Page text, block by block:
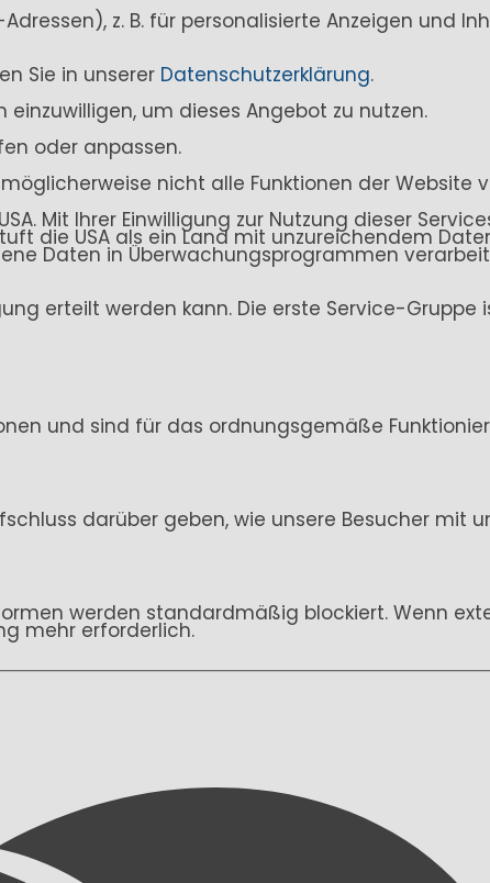
z. B. für personalisierte Anzeigen und
Sie in unserer Datenschutzerklärung.
um dieses Angebot zu nutzen.
oder anpassen.
nicht alle Funktionen der Website
Mit Ihrer Einwilligung zur Nutzung dieser
die USA als ein Land mit unzureichendem
Daten in Überwachungsprogrammen
erteilt werden kann. Die erste Service-
und sind für das ordnungsgemäße
darüber geben, wie unsere Besucher mit
werden standardmäßig blockiert. Wenn
mehr erforderlich.